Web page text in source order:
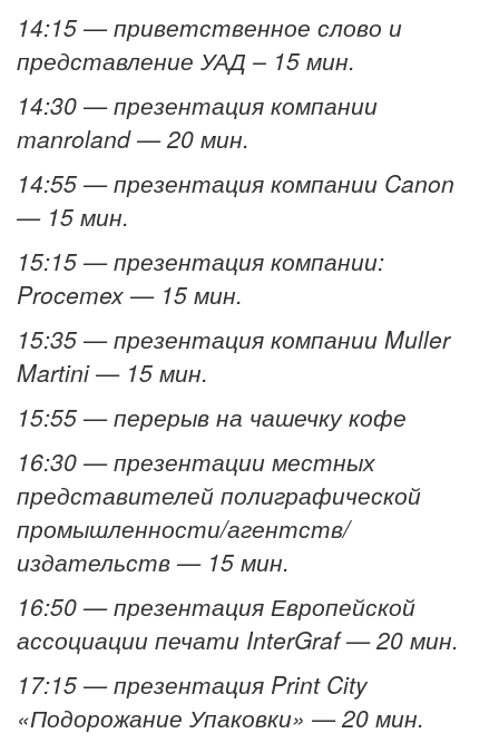
14:15 — приветственное слово и
представление УАД – 15 мин.
14:30 — презентация компании
manroland — 20 мин.
14:55 — презентация компании Canon
— 15 мин.
15:15 — презентация компании:
Procemex — 15 мин.
15:35 — презентация компании Muller
Martini — 15 мин.
15:55 — перерыв на чашечку кофе
16:30 — презентации местных
представителей полиграфической
промышленности/агентств/
издательств — 15 мин.
16:50 — презентация Европейской
ассоциации печати InterGraf — 20 мин.
17:15 — презентация Print City
«Подорожание Упаковки» — 20 мин.